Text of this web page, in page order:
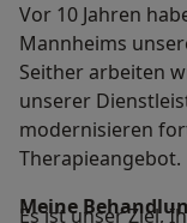
Vor 10 Jahren
Mannheims
Seither arbeiten
unserer
modernisieren
Therapieangebot.
Es ist unser Ziel,
Meine